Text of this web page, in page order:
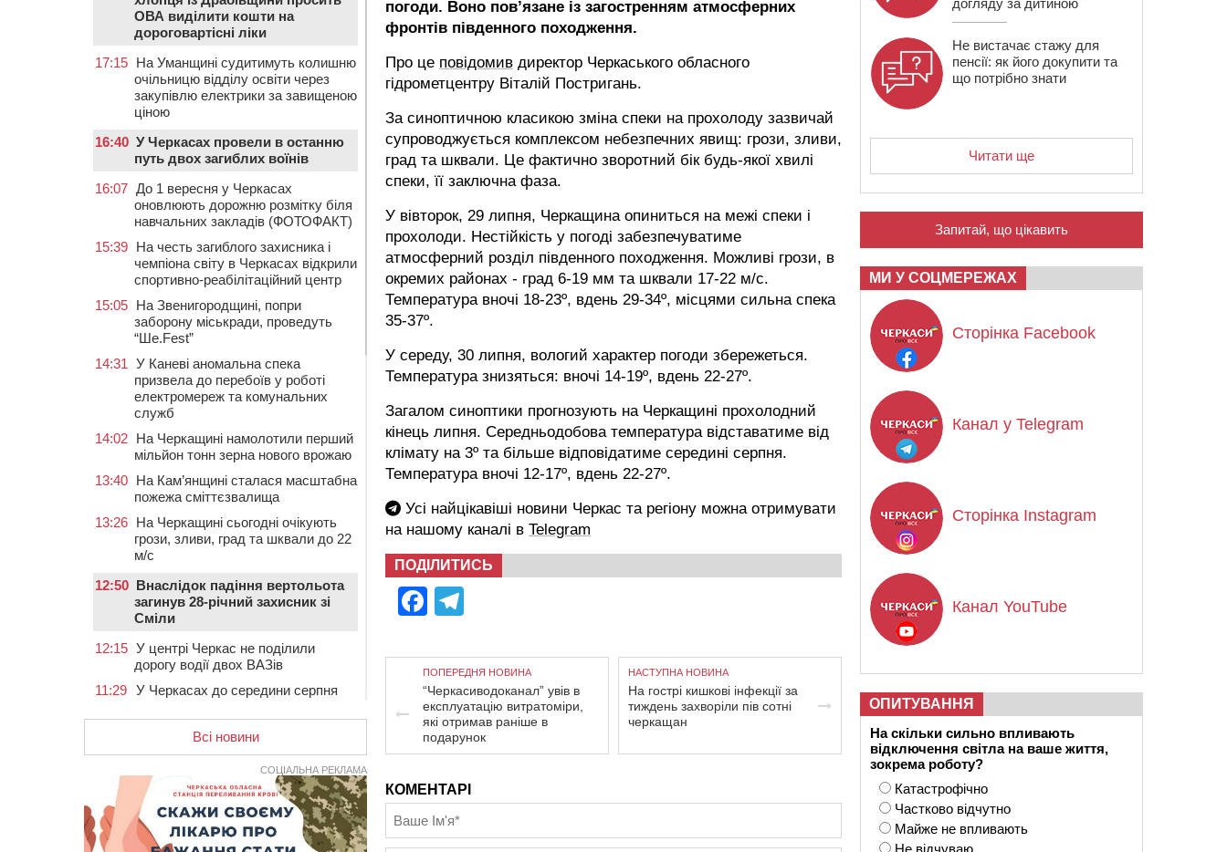
погоди. Воно пов’язане із загостренням атмосферних
фронтів південного походження.
Про це повідомив директор Черкаського обласного
гідрометцентру Віталій Постригань.
За синоптичною класикою зміна спеки на прохолоду зазвичай
супроводжується комплексом небезпечних явищ: грози, зливи,
град та шквали. Це фактично зворотний бік будь-якої хвилі
спеки, її заключна фаза.
У вівторок, 29 липня, Черкащина опиниться на межі спеки і
прохолоди. Нестійкість у погоді забезпечуватиме
атмосферний розділ південного походження. Можливі грози, в
окремих районах - град 6-19 мм та шквали 17-22 м/с.
Температура вночі 18-23º, вдень 29-34º, місцями сильна спека
35-37º.
У середу, 30 липня, вологий характер погоди збережеться.
Температура знизяться: вночі 14-19º, вдень 22-27º.
Загалом синоптики прогнозують на Черкащині прохолодний
кінець липня. Середньодобова температура відставатиме від
клімату на 3º та більше відповідатиме середині серпня.
Температура вночі 12-17º, вдень 22-27º.
Усі найцікавіші новини Черкас та регіону можна отримувати
на нашому каналі в Telegram
ПОДІЛИТИСЬ
Facebook
ПОПЕРЕДНЯ НОВИНА
“Черкасиводоканал” увів в
експлуатацію витратоміри,
які отримав раніше в
подарунок
НАСТУПНА НОВИНА
На гострі кишкові інфекції за
тиждень захворіли пів сотні
черкащан
КОМЕНТАРІ
ОВА виділити кошти на
дороговартісні ліки
17:15 На Уманщині судитимуть колишню
очільницю відділу освіти через
закупівлю електрики за завищеною
ціною
16:40 У Черкасах провели в останню
путь двох загиблих воїнів
16:07 До 1 вересня у Черкасах
оновлюють дорожню розмітку біля
навчальних закладів (ФОТОФАКТ)
15:39 На честь загиблого захисника і
чемпіона світу в Черкасах відкрили
спортивно-реабілітаційний центр
15:05 На Звенигородщині, попри
заборону міськради, проведуть
“Ше.Fest”
14:31 У Каневі аномальна спека
призвела до перебоїв у роботі
електромереж та комунальних
служб
14:02 На Черкащині намолотили перший
мільйон тонн зерна нового врожаю
13:40 На Кам’янщині сталася масштабна
пожежа сміттєзвалища
13:26 На Черкащині сьогодні очікують
грози, зливи, град та шквали до 22
м/с
12:50 Внаслідок падіння вертольота
загинув 28-річний захисник зі
Сміли
12:15 У центрі Черкас не поділили
дорогу водії двох ВАЗів
11:29 У Черкасах до середини серпня
вулицях
збільшилась уп’ятеро з початку
повномасштабної війни
10:15
У Черкасах водій Audi Q5
спричинив аварію, не пропустивши
інший кросовер
Всі новини
СОЦІАЛЬНА РЕКЛАМА
догляду за дитиною
Не вистачає стажу для
пенсії: як його докупити та
що потрібно знати
Читати ще
Запитай, що цікавить
МИ У СОЦМЕРЕЖАХ
Сторінка Facebook
Канал у Telegram
Сторінка Instagram
Канал YouTube
ОПИТУВАННЯ
На скільки сильно впливають
відключення світла на ваше життя,
зокрема роботу?
Катастрофічно
Частково відчутно
Майже не впливають
Не відчуваю